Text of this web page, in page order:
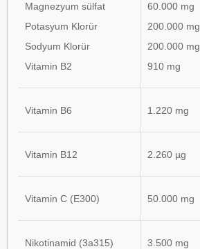
Magnezyum sülfat
Potasyum Klorür
Sodyum Klorür
Vitamin B2
60.000 mg
200.000 mg
200.000 mg
910 mg
Vitamin B6 1.220 mg
Vitamin B12 2.260 µg
Vitamin C (E300) 50.000 mg
Nikotinamid (3a315) 3.500 mg